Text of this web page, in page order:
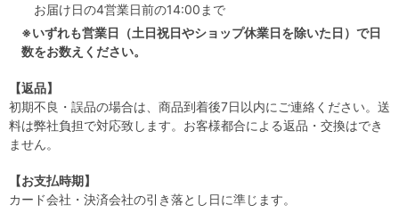
お届け日の4営業日前の14:00まで
※いずれも営業日（土日祝日やショップ休業日を除いた日）で日
数をお数えください。
【返品】
初期不良・誤品の場合は、商品到着後7日以内にご連絡ください。送
料は弊社負担で対応致します。お客様都合による返品・交換はでき
ません。
【お支払時期】
カード会社・決済会社の引き落とし日に準じます。